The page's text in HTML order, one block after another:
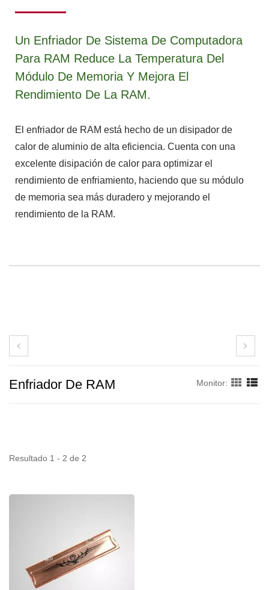
Un Enfriador De Sistema De Computadora
Para RAM Reduce La Temperatura Del
Módulo De Memoria Y Mejora El
Rendimiento De La RAM.
El enfriador de RAM está hecho de un disipador de
calor de aluminio de alta eficiencia. Cuenta con una
excelente disipación de calor para optimizar el
rendimiento de enfriamiento, haciendo que su módulo
de memoria sea más duradero y mejorando el
rendimiento de la RAM.
Enfriador De RAM Monitor:
Resultado 1 - 2 de 2